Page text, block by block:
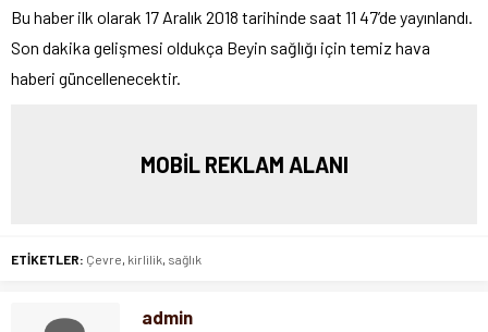
Bu haber ilk olarak 17 Aralık 2018 tarihinde saat 11 47’de yayınlandı.
Son dakika gelişmesi oldukça Beyin sağlığı için temiz hava
haberi güncellenecektir.
MOBİL REKLAM ALANI
ETİKETLER: Çevre kirlilik sağlık
admin